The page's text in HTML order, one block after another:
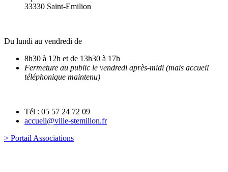
33330 Saint-Emilion
Du lundi au vendredi de
8h30 à 12h et de 13h30 à 17h
Fermeture au public le vendredi après-midi (mais accueil
téléphonique maintenu)
Tél : 05 57 24 72 09
accueil@ville-stemilion.fr
> Portail Associations